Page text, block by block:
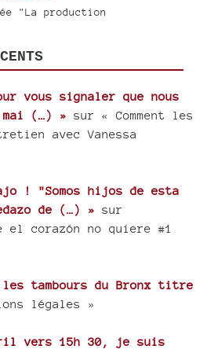
"La production
vous signaler que nous
(…) » sur « Comment les
avec Vanessa
! "Somos hijos de esta
de (…) » sur
el corazón no quiere #1
les tambours du Bronx titre
légales »
vers 15h 30, je suis